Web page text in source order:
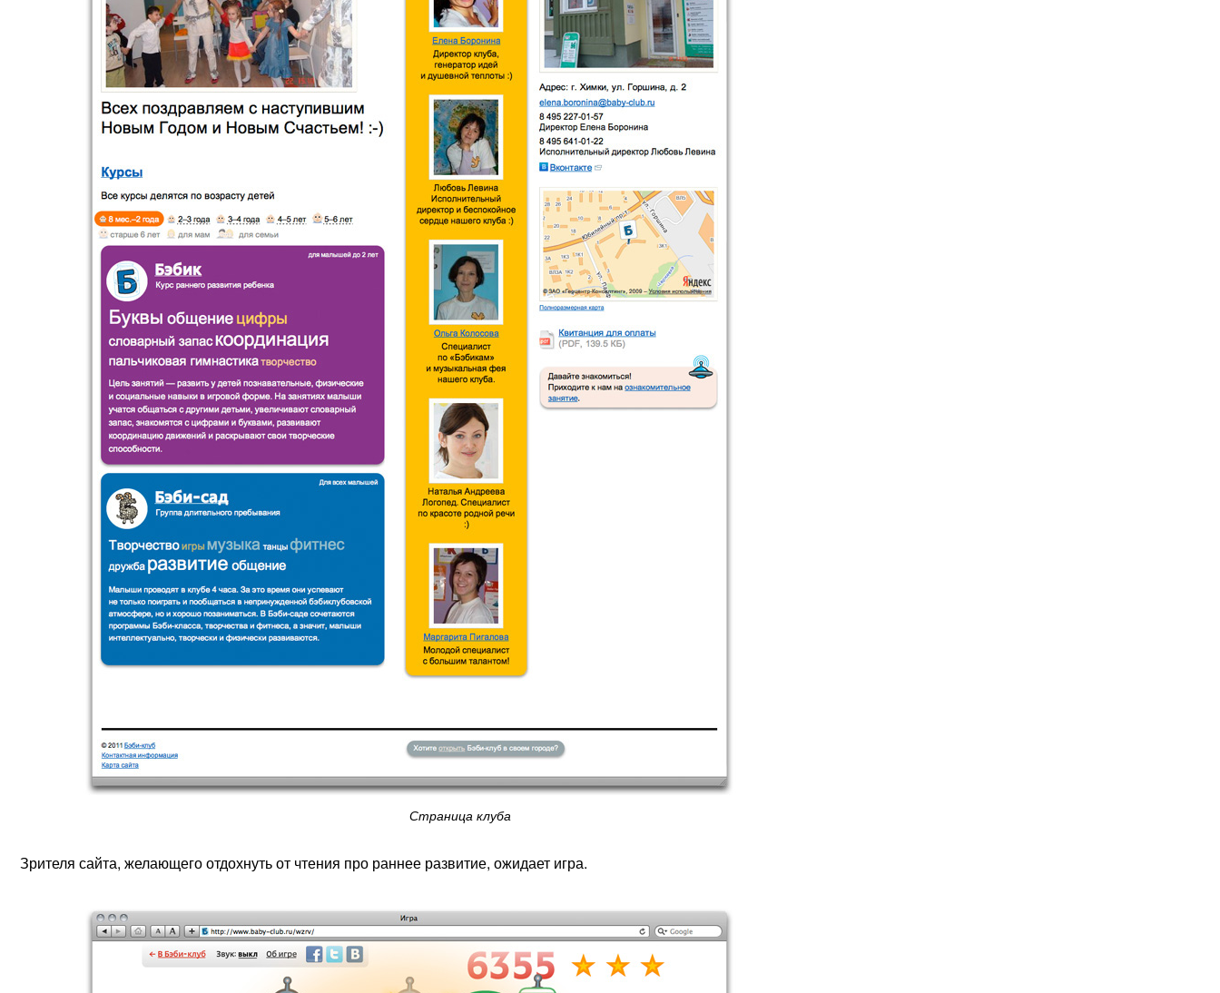
Страница клуба
Зрителя сайта, желающего отдохнуть от чтения про раннее развитие, ожидает игра.